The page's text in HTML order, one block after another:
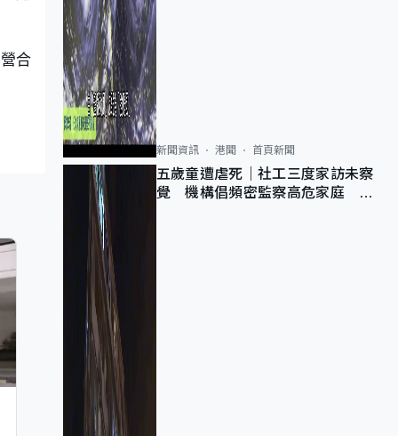
合
新聞資訊 港聞 首頁新聞
五歲童遭虐死｜社工三度家訪未察
覺 機構倡頻密監察高危家庭 管